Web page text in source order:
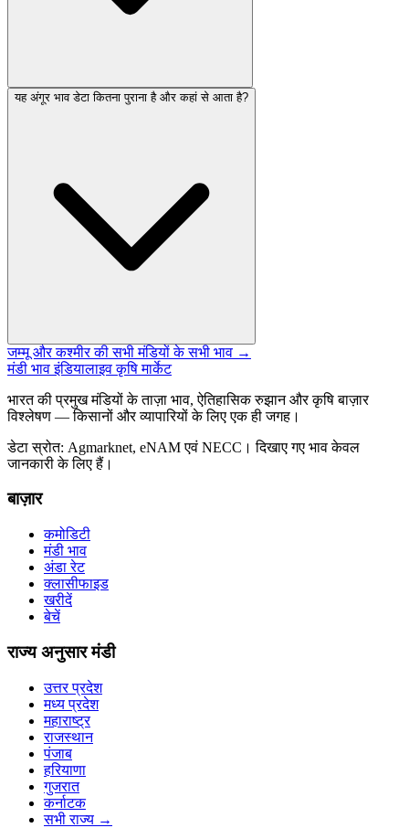
यह अंगूर भाव डेटा कितना पुराना है और कहां से आता है?
जम्मू और कश्मीर की सभी मंडियों के सभी भाव →
मंडी भाव इंडियालाइव कृषि मार्केट
भारत की प्रमुख मंडियों के ताज़ा भाव, ऐतिहासिक रुझान और कृषि बाज़ार
विश्लेषण — किसानों और व्यापारियों के लिए एक ही जगह।
डेटा स्रोत: Agmarknet, eNAM एवं NECC। दिखाए गए भाव केवल
जानकारी के लिए हैं।
बाज़ार
कमोडिटी
मंडी भाव
अंडा रेट
क्लासीफाइड
खरीदें
बेचें
राज्य अनुसार मंडी
उत्तर प्रदेश
मध्य प्रदेश
महाराष्ट्र
राजस्थान
पंजाब
हरियाणा
गुजरात
कर्नाटक
सभी राज्य →